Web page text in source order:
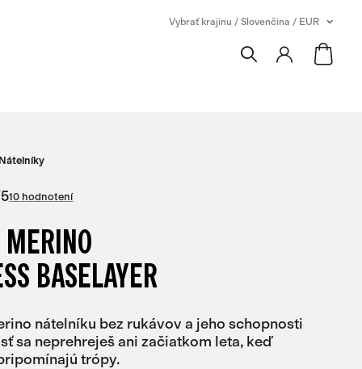
Vybrať krajinu / Slovenčina / EUR
510 hodnotení
BASELAYER
nátelníku bez rukávov a jeho schopnosti
sa neprehreješ ani začiatkom leta, keď
trópy.